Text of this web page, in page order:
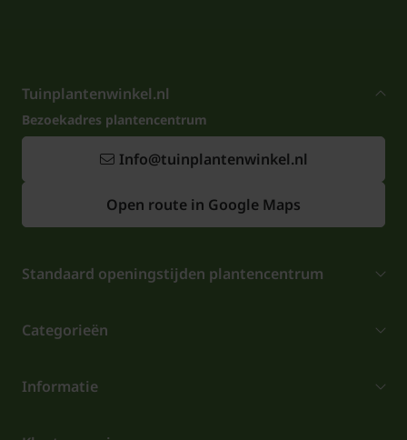
Tuinplantenwinkel.nl
Bezoekadres plantencentrum
Info@tuinplantenwinkel.nl
Open route in Google Maps
Standaard openingstijden plantencentrum
Categorieën
Informatie